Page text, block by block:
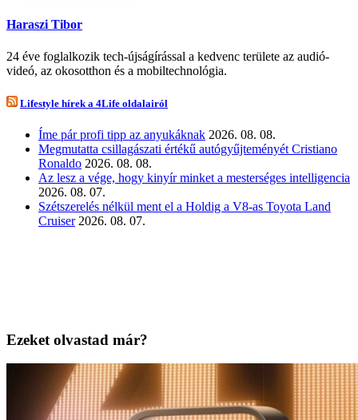
Haraszi Tibor
24 éve foglalkozik tech-újságírással a kedvenc területe az audió-
videó, az okosotthon és a mobiltechnológia.
Lifestyle hírek a 4Life oldalairól
Íme pár profi tipp az anyukáknak 2026. 08. 08.
Megmutatta csillagászati értékű autógyűjteményét Cristiano
Ronaldo 2026. 08. 08.
Az lesz a vége, hogy kinyír minket a mesterséges intelligencia
2026. 08. 07.
Szétszerelés nélkül ment el a Holdig a V8-as Toyota Land
Cruiser 2026. 08. 07.
Ezeket olvastad már?